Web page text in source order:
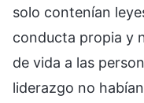
solo contenían
conducta propia y
de vida a las
liderazgo no